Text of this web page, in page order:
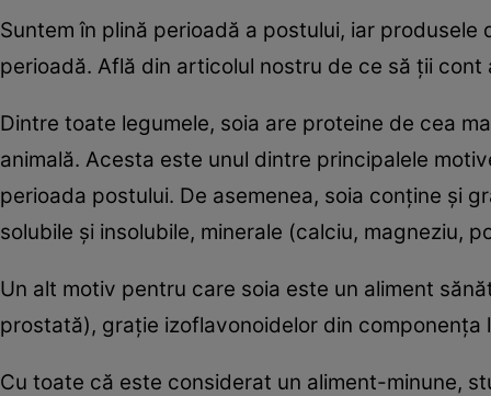
Suntem în plină perioadă a postului, iar
perioadă. Află din articolul nostru de ce să ţii
Dintre toate legumele, soia are proteine de cea
animală. Acesta este unul dintre principalele
perioada postului. De asemenea, soia conţine şi
solubile şi insolubile, minerale (calciu, magneziu,
Un alt motiv pentru care soia este un aliment
prostată), graţie izoflavonoidelor din componenţa
Cu toate că este considerat un aliment-minune,